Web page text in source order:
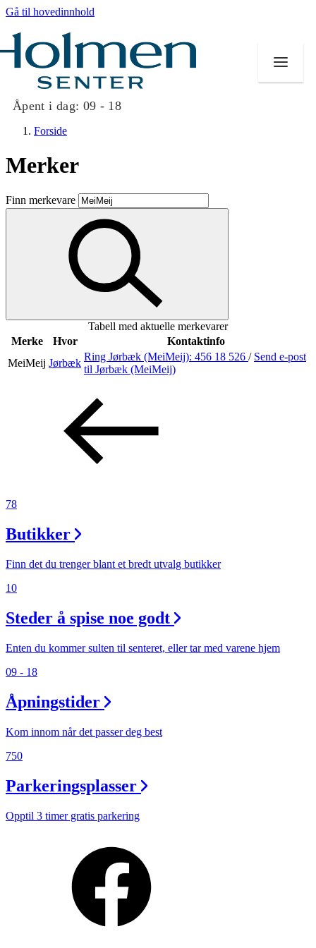
Gå til hovedinnhold
Åpent i dag: 09 - 18
Butikker
Mat og drikke
Aktiviteter
Inspirasjon
Åpningstider
Magasin
Gavekort
Forside
Merker
Finn merkevare
Tabell med aktuelle merkevarer
Merke
Hvor
Kontaktinfo
MeiMeij Jørbæk
Ring Jørbæk (MeiMeij): 456 18 526 / Send e-post
til Jørbæk (MeiMeij)
78
Butikker
Finn det du trenger blant et bredt utvalg butikker
10
Steder å spise noe godt
Enten du kommer sulten til senteret, eller tar med varene hjem
09 - 18
Åpningstider
Kom innom når det passer deg best
750
Parkeringsplasser
Opptil 3 timer gratis parkering